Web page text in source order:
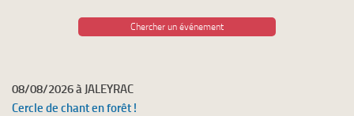
Chercher un événement
08/08/2026 à JALEYRAC
Cercle de chant en forêt !